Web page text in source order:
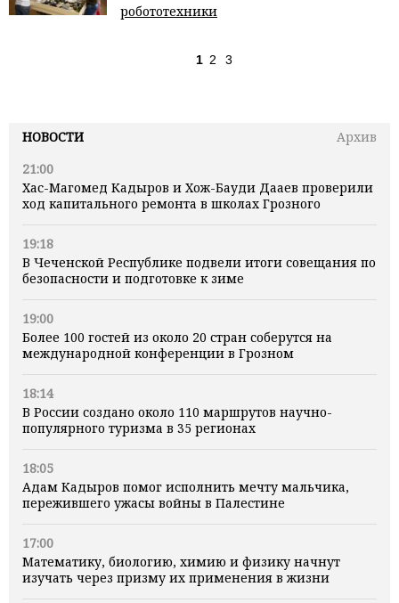
НОВОСТИ
Архив
21:00
Хас-Магомед Кадыров и Хож-Бауди Дааев проверили
ход капитального ремонта в школах Грозного
19:18
В Чеченской Республике подвели итоги совещания по
безопасности и подготовке к зиме
19:00
Более 100 гостей из около 20 стран соберутся на
международной конференции в Грозном
18:14
В России создано около 110 маршрутов научно-
популярного туризма в 35 регионах
18:05
Адам Кадыров помог исполнить мечту мальчика,
пережившего ужасы войны в Палестине
17:00
Математику, биологию, химию и физику начнут
изучать через призму их применения в жизни
робототехники
1 2 3